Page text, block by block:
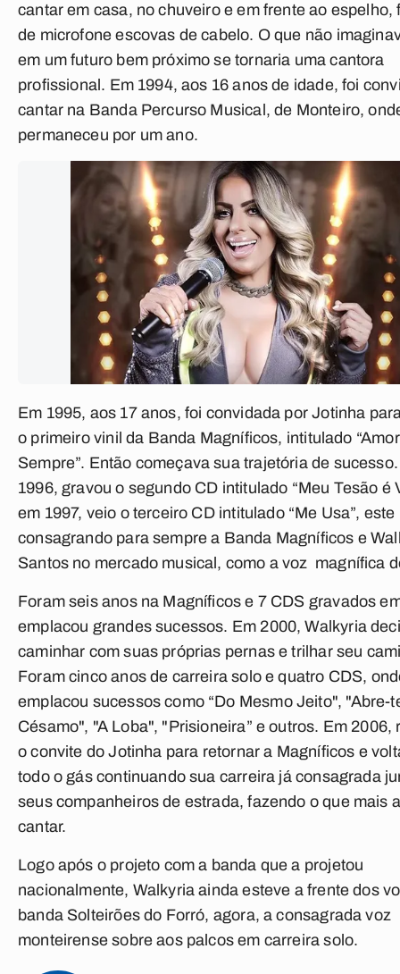
cantar em casa, no chuveiro e em frente ao espelho,
de microfone escovas de cabelo. O que não
em um futuro bem próximo se tornaria uma cantora
profissional. Em 1994, aos 16 anos de idade, foi
cantar na Banda Percurso Musical, de Monteiro,
permaneceu por um ano.
Em 1995, aos 17 anos, foi convidada por Jotinha
o primeiro vinil da Banda Magníficos, intitulado
Sempre”. Então começava sua trajetória de
1996, gravou o segundo CD intitulado “Meu Tesão é
em 1997, veio o terceiro CD intitulado “Me Usa”, este
consagrando para sempre a Banda Magníficos e
Santos no mercado musical, como a voz magnífica
Foram seis anos na Magníficos e 7 CDS gravados
emplacou grandes sucessos. Em 2000, Walkyria
caminhar com suas próprias pernas e trilhar seu
Foram cinco anos de carreira solo e quatro CDS,
emplacou sucessos como “Do Mesmo Jeito", "Abre-
Césamo", "A Loba", "Prisioneira” e outros. Em 2006,
o convite do Jotinha para retornar a Magníficos e
todo o gás continuando sua carreira já consagrada
seus companheiros de estrada, fazendo o que mais
cantar.
Logo após o projeto com a banda que a projetou
nacionalmente, Walkyria ainda esteve a frente dos
banda Solteirões do Forró, agora, a consagrada voz
monteirense sobre aos palcos em carreira solo.